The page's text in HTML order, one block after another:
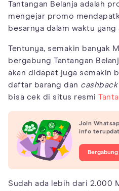
Tantangan Belanja adalah
mengejar promo
besarnya dalam waktu yang
Tentunya, semakin banyak
bergabung Tantangan
akan didapat juga semakin
daftar barang dan cashback
bisa cek di situs resmi
Join
info
Sudah ada lebih dari 2.000